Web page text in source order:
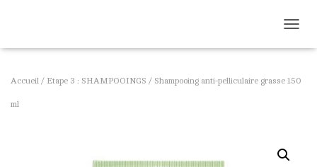
Accueil / Etape 3 : SHAMPOOINGS / Shampooing anti-pelliculaire grasse 150
ml